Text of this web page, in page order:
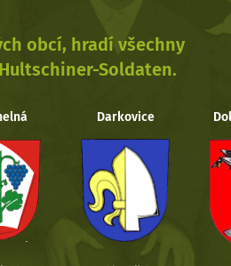
obcí, hradí všechny
Soldaten.
Darkovice